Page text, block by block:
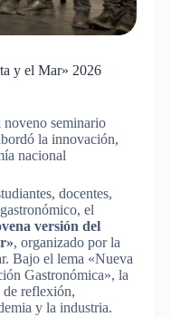
y el Mar» 2026
seminario
la innovación,
nacional
docentes,
el
versión del
, organizado por la
Bajo el lema «Nueva
Gastronómica», la
de reflexión,
y la industria.